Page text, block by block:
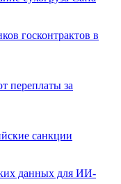
госконтрактов в
переплаты за
санкции
данных для ИИ-